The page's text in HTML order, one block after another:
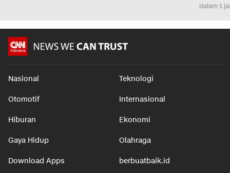
dalam 1
Nasional Teknologi
Otomotif Internasional
Hiburan Ekonomi
Gaya Hidup Olahraga
Download Apps berbuatbaik.id